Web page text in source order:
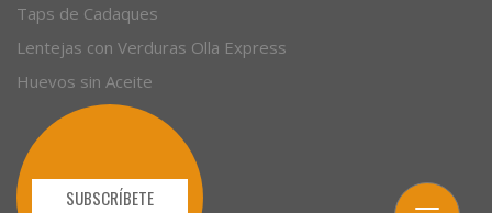
Taps de Cadaques
Lentejas con Verduras Olla Express
Huevos sin Aceite
SUBSCRÍBETE